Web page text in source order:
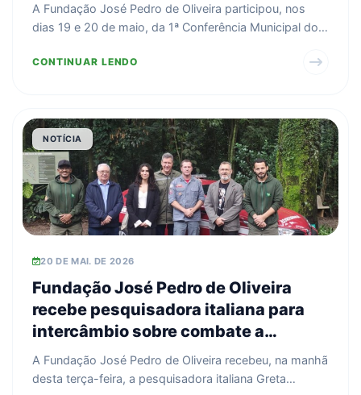
A Fundação José Pedro de Oliveira participou, nos
dias 19 e 20 de maio, da 1ª Conferência Municipal dos
CONTINUAR LENDO
NOTÍCIA
20 DE MAI. DE 2026
Fundação José Pedro de Oliveira
recebe pesquisadora italiana para
intercâmbio sobre combate a
incêndios florestais
A Fundação José Pedro de Oliveira recebeu, na manhã
desta terça-feira, a pesquisadora italiana Greta